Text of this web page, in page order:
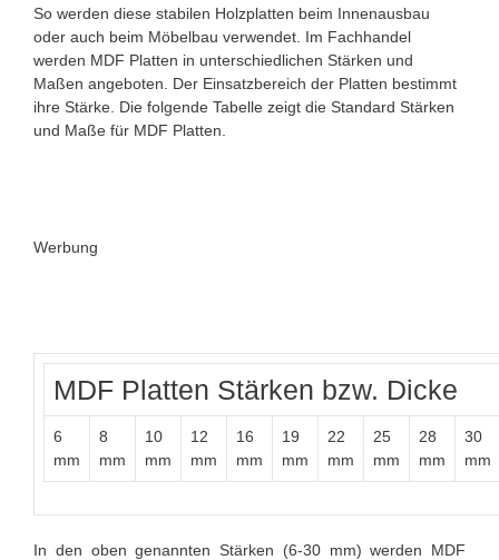
So werden diese stabilen Holzplatten beim Innenausbau
oder auch beim Möbelbau verwendet. Im Fachhandel
werden MDF Platten in unterschiedlichen Stärken und
Maßen angeboten. Der Einsatzbereich der Platten bestimmt
ihre Stärke. Die folgende Tabelle zeigt die Standard Stärken
und Maße für MDF Platten.
Werbung
MDF Platten Stärken bzw. Dicke
6
mm
8
mm
10
mm
12
mm
16
mm
19
mm
22
mm
25
mm
28
mm
30
mm
In den oben genannten Stärken (6-30 mm) werden MDF